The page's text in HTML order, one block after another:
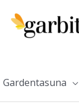
Gardentasuna